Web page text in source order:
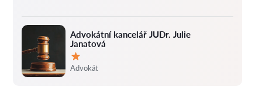
Advokátní kancelář JUDr. Julie
Janatová
Hodnocení:
Advokát